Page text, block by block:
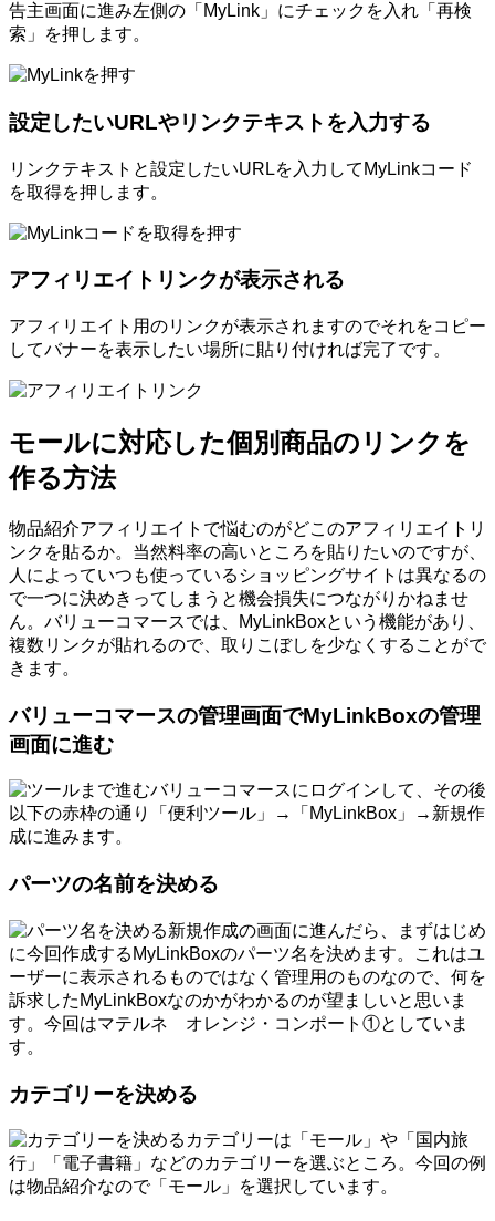
告主画面に進み左側の「MyLink」にチェックを入れ「再検
索」を押します。
設定したいURLやリンクテキストを入力する
リンクテキストと設定したいURLを入力してMyLinkコード
を取得を押します。
アフィリエイトリンクが表示される
アフィリエイト用のリンクが表示されますのでそれをコピー
してバナーを表示したい場所に貼り付ければ完了です。
モールに対応した個別商品のリンクを
作る方法
物品紹介アフィリエイトで悩むのがどこのアフィリエイトリ
ンクを貼るか。当然料率の高いところを貼りたいのですが、
人によっていつも使っているショッピングサイトは異なるの
で一つに決めきってしまうと機会損失につながりかねませ
ん。バリューコマースでは、MyLinkBoxという機能があり、
複数リンクが貼れるので、取りこぼしを少なくすることがで
きます。
バリューコマースの管理画面でMyLinkBoxの管理
画面に進む
バリューコマースにログインして、その後
以下の赤枠の通り「便利ツール」→「MyLinkBox」→新規作
成に進みます。
パーツの名前を決める
新規作成の画面に進んだら、まずはじめ
に今回作成するMyLinkBoxのパーツ名を決めます。これはユ
ーザーに表示されるものではなく管理用のものなので、何を
訴求したMyLinkBoxなのかがわかるのが望ましいと思いま
す。今回はマテルネ オレンジ・コンポート①としていま
す。
カテゴリーを決める
カテゴリーは「モール」や「国内旅
行」「電子書籍」などのカテゴリーを選ぶところ。今回の例
は物品紹介なので「モール」を選択しています。